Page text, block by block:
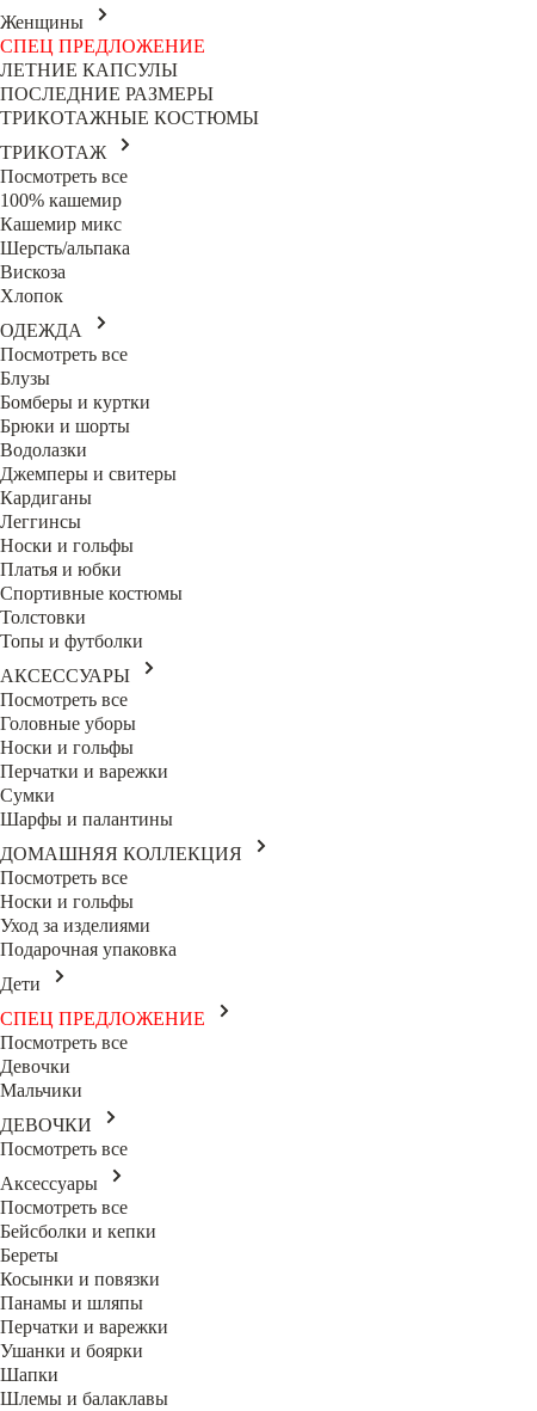
Женщины
СПЕЦ ПРЕДЛОЖЕНИЕ
ЛЕТНИЕ КАПСУЛЫ
ПОСЛЕДНИЕ РАЗМЕРЫ
ТРИКОТАЖНЫЕ КОСТЮМЫ
ТРИКОТАЖ
Посмотреть все
100% кашемир
Кашемир микс
Шерсть/альпака
Вискоза
Хлопок
ОДЕЖДА
Посмотреть все
Блузы
Бомберы и куртки
Брюки и шорты
Водолазки
Джемперы и свитеры
Кардиганы
Леггинсы
Носки и гольфы
Платья и юбки
Спортивные костюмы
Толстовки
Топы и футболки
АКСЕССУАРЫ
Посмотреть все
Головные уборы
Носки и гольфы
Перчатки и варежки
Сумки
Шарфы и палантины
ДОМАШНЯЯ КОЛЛЕКЦИЯ
Посмотреть все
Носки и гольфы
Уход за изделиями
Подарочная упаковка
Дети
СПЕЦ ПРЕДЛОЖЕНИЕ
Посмотреть все
Девочки
Мальчики
ДЕВОЧКИ
Посмотреть все
Аксессуары
Посмотреть все
Бейсболки и кепки
Береты
Косынки и повязки
Панамы и шляпы
Перчатки и варежки
Ушанки и боярки
Шапки
Шлемы и балаклавы